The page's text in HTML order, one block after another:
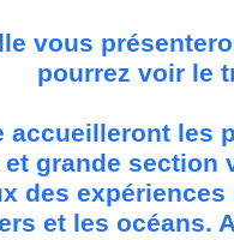
vous
pourrez voir le
les
et grande
des
et les océans.